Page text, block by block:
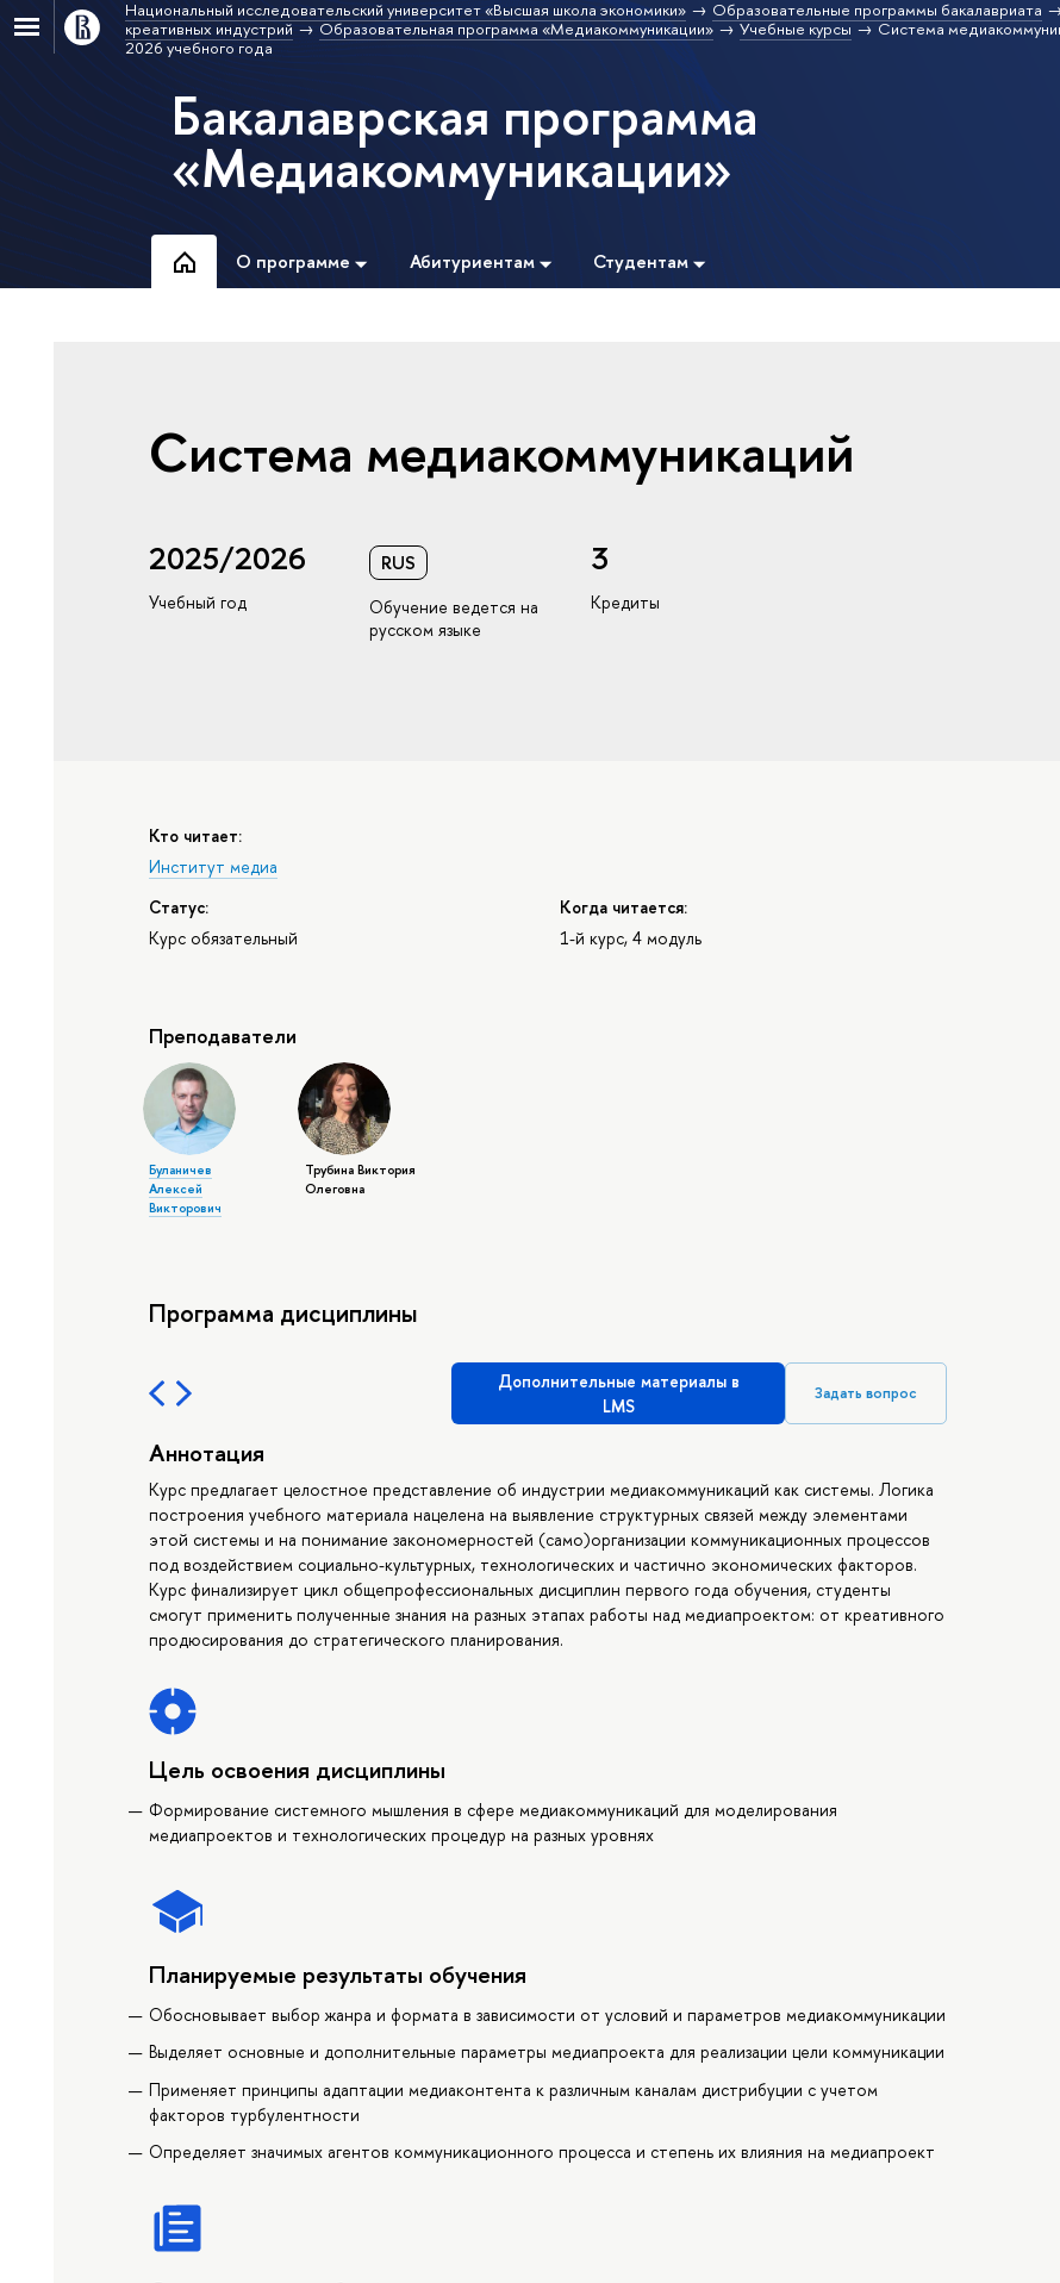
Национальный исследовательский университет «Высшая школа экономики» Образовательные программы бакалавриата
креативных индустрий
Образовательная программа «Медиакоммуникации» Учебные курсы
Система
2026 учебного года
Бакалаврская программа
«Медиакоммуникации»
О программе Абитуриентам Студентам
Система медиакоммуникаций
2025/2026
Учебный год
RUS
Обучение ведется на
русском языке
3
Кредиты
Кто читает:
Институт медиа
Статус:
Курс обязательный
Когда читается:
1-й курс, 4 модуль
Преподаватели
Буланичев
Алексей
Викторович
Трубина Виктория
Олеговна
Программа дисциплины
Дополнительные материалы в
LMS
Задать вопрос
Аннотация
Курс предлагает целостное представление об индустрии медиакоммуникаций как системы. Логика
построения учебного материала нацелена на выявление структурных связей между элементами
этой системы и на понимание закономерностей (само)организации коммуникационных процессов
под воздействием социально-культурных, технологических и частично экономических факторов.
Курс финализирует цикл общепрофессиональных дисциплин первого года обучения, студенты
смогут применить полученные знания на разных этапах работы над медиапроектом: от креативного
продюсирования до стратегического планирования.
Цель освоения дисциплины
Формирование системного мышления в сфере медиакоммуникаций для моделирования
медиапроектов и технологических процедур на разных уровнях
Планируемые результаты обучения
Обосновывает выбор жанра и формата в зависимости от условий и параметров медиакоммуникации
Выделяет основные и дополнительные параметры медиапроекта для реализации цели коммуникации
Применяет принципы адаптации медиаконтента к различным каналам дистрибуции с учетом
факторов турбулентности
Определяет значимых агентов коммуникационного процесса и степень их влияния на медиапроект